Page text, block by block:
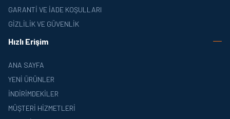
GARANTI VE İADE KOŞULLARI
GIZLILIK VE GÜVENLIK
Hızlı Erişim
ANA SAYFA
YENI ÜRÜNLER
İNDIRIMDEKILER
MÜŞTERI HIZMETLERI